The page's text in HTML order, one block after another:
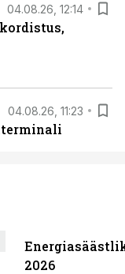
04.08.26, 12:14
04.08.26, 11:23
2026